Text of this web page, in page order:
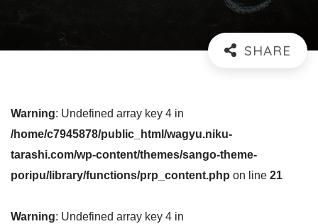
Warning: Undefined array key 4 in
/home/c7945878/public_html/wagyu.niku-
tarashi.com/wp-content/themes/sango-theme-
poripu/library/functions/prp_content.php on line 21
Warning: Undefined array key 4 in